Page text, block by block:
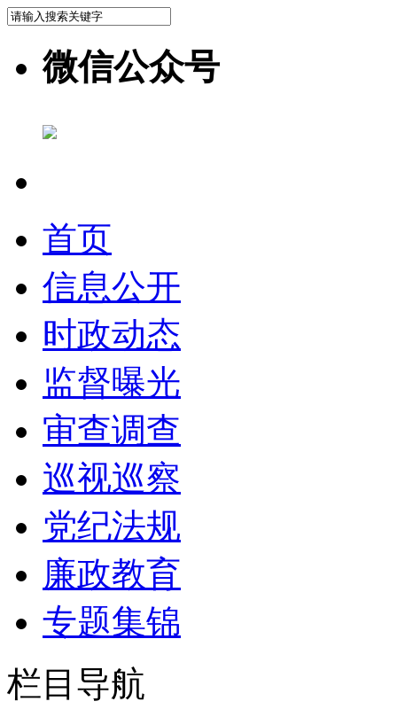
微信公众号
首页
信息公开
时政动态
监督曝光
审查调查
巡视巡察
党纪法规
廉政教育
专题集锦
栏目导航